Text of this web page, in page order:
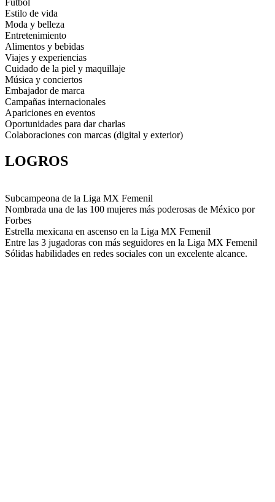
Fútbol
Estilo de vida
Moda y belleza
Entretenimiento
Alimentos y bebidas
Viajes y experiencias
Cuidado de la piel y maquillaje
Música y conciertos
Embajador de marca
Campañas internacionales
Apariciones en eventos
Oportunidades para dar charlas
Colaboraciones con marcas (digital y exterior)
LOGROS
Subcampeona de la Liga MX Femenil
Nombrada una de las 100 mujeres más poderosas de México por
Forbes
Estrella mexicana en ascenso en la Liga MX Femenil
Entre las 3 jugadoras con más seguidores en la Liga MX Femenil
Sólidas habilidades en redes sociales con un excelente alcance.